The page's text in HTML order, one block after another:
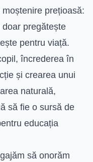
prețioasă:
pregătește
pentru viață.
încrederea în
și crearea unui
naturală,
să fie o sursă de
educația
să onorăm